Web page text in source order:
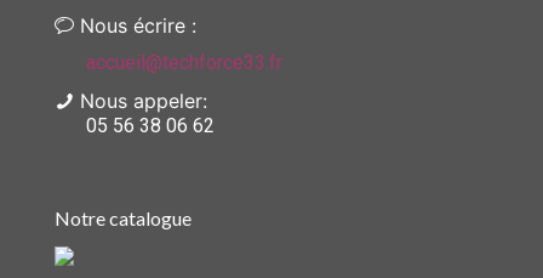
Nous écrire :
accueil@techforce33.fr
Nous appeler:
05 56 38 06 62
Notre catalogue